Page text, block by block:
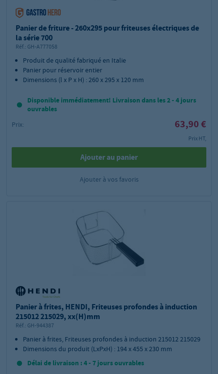
Panier de friture - 260x295 pour friteuses électriques de
la série 700
Réf.: GH-A777058
Produit de qualité fabriqué en Italie
Panier pour réservoir entier
Dimensions (l x P x H) : 260 x 295 x 120 mm
Disponible immédiatement! Livraison dans les 2 - 4 jours
ouvrables
Prix: 63,90 €
Prix HT,
Ajouter au panier
Ajouter à vos favoris
Panier à frites, HENDI, Friteuses profondes à induction
215012 215029, xx(H)mm
Réf.: GH-944387
Panier à frites, Friteuses profondes à induction 215012 215029
Dimensions du produit (LxPxH) : 194 x 455 x 230 mm
Délai de livraison : 4 - 7 jours ouvrables